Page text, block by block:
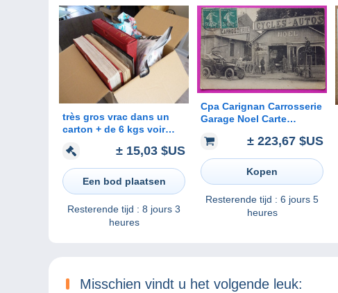
très gros vrac dans un
carton + de 6 kgs voir
± 15,03 $US
Een bod plaatsen
Resterende tijd : 8 jours 3
heures
Cpa Carignan Carrosserie
Garage Noel Carte
Proche Bazeilles Sedan
± 223,67 $US
Kopen
Resterende tijd : 6 jours 5
heures
Misschien vindt u het volgende leuk: